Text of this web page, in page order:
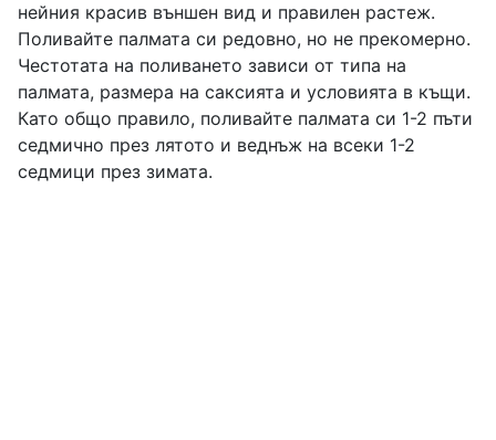
нейния красив външен вид и правилен растеж.
Поливайте палмата си редовно, но не прекомерно.
Честотата на поливането зависи от типа на
палмата, размера на саксията и условията в къщи.
Като общо правило, поливайте палмата си 1-2 пъти
седмично през лятото и веднъж на всеки 1-2
седмици през зимата.